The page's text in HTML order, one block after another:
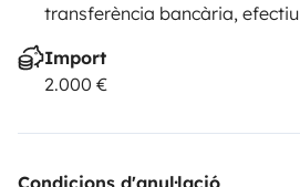
transferència bancària, efectiu
Import
2.000 €
Condicions d'anul·lació